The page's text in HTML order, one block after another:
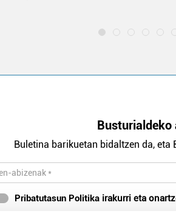
Busturialdeko
Buletina barikuetan bidaltzen da,
Pribatutasun Politika irakurri eta